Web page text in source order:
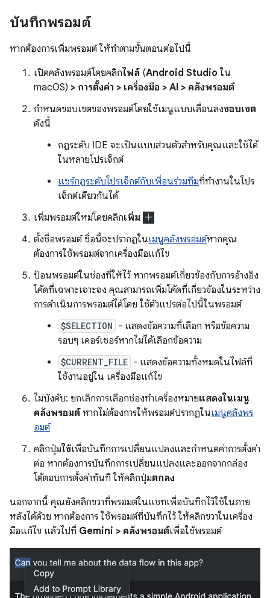
บันทึกพรอมต์
หากต้องการเพิ่มพรอมต์ ให้ทำตามขั้นตอนต่อไปนี้
เปิดคลังพรอมต์โดยคลิกไฟล์ (Android Studio ใน
macOS) > การตั้งค่า > เครื่องมือ > AI > คลังพรอมต์
กำหนดขอบเขตของพรอมต์โดยใช้เมนูแบบเลื่อนลงขอบเขต
ดังนี้
กฎระดับ IDE จะเป็นแบบส่วนตัวสำหรับคุณและใช้ได้
ในหลายโปรเจ็กต์
แชร์กฎระดับโปรเจ็กต์กับเพื่อนร่วมทีมที่ทำงานในโปร
เจ็กต์เดียวกันได้
เพิ่มพรอมต์ใหม่โดยคลิกเพิ่ม
ตั้งชื่อพรอมต์ ชื่อนี้จะปรากฏในเมนูคลังพรอมต์หากคุณ
ต้องการใช้พรอมต์จากเครื่องมือแก้ไข
ป้อนพรอมต์ในช่องที่ให้ไว้ หากพรอมต์เกี่ยวข้องกับการอ้างอิง
โค้ดที่เฉพาะเจาะจง คุณสามารถเพิ่มโค้ดที่เกี่ยวข้องในระหว่าง
การดำเนินการพรอมต์ได้โดย ใช้ตัวแปรต่อไปนี้ในพรอมต์
$SELECTION - แสดงข้อความที่เลือก หรือข้อความ
รอบๆ เคอร์เซอร์หากไม่ได้เลือกข้อความ
$CURRENT_FILE - แสดงข้อความทั้งหมดในไฟล์ที่
ใช้งานอยู่ใน เครื่องมือแก้ไข
ไม่บังคับ: ยกเลิกการเลือกช่องทำเครื่องหมายแสดงในเมนู
คลังพรอมต์หากไม่ต้องการให้พรอมต์ปรากฏในเมนูคลังพร
อมต์
คลิกปุ่มใช้เพื่อบันทึกการเปลี่ยนแปลงและกำหนดค่าการตั้งค่า
ต่อ หากต้องการบันทึกการเปลี่ยนแปลงและออกจากกล่อง
โต้ตอบการตั้งค่าทันที ให้คลิกปุ่มตกลง
นอกจากนี้ คุณยังคลิกขวาที่พรอมต์ในแชทเพื่อบันทึกไว้ใช้ในภาย
หลังได้ด้วย หากต้องการ ใช้พรอมต์ที่บันทึกไว้ ให้คลิกขวาในเครื่อง
มือแก้ไข แล้วไปที่ Gemini > คลังพรอมต์เพื่อใช้พรอมต์